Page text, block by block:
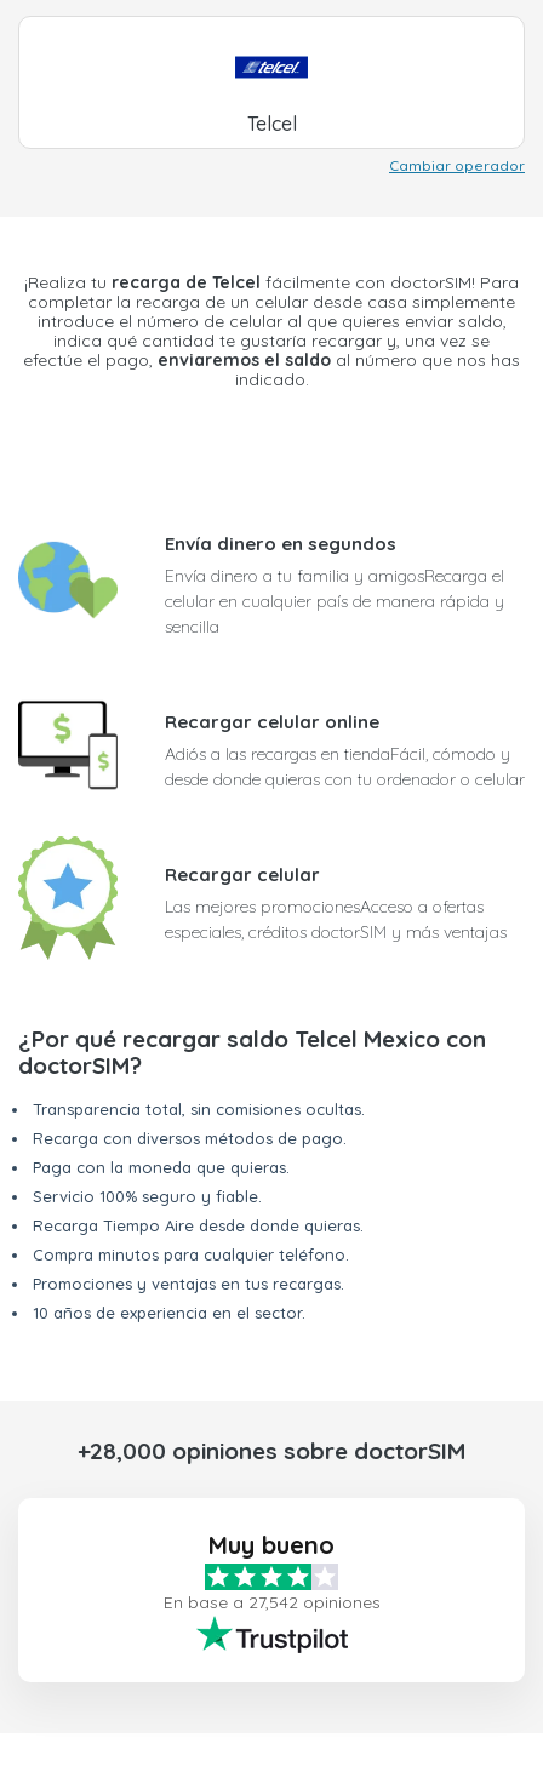
Telcel
Cambiar operador
¡Realiza tu recarga de Telcel fácilmente con doctorSIM! Para
completar la recarga de un celular desde casa simplemente
introduce el número de celular al que quieres enviar saldo,
indica qué cantidad te gustaría recargar y, una vez se
efectúe el pago, enviaremos el saldo al número que nos has
indicado.
Envía dinero en segundos
Envía dinero a tu familia y amigosRecarga el
celular en cualquier país de manera rápida y
sencilla
Recargar celular online
Adiós a las recargas en tiendaFácil, cómodo y
desde donde quieras con tu ordenador o celular
Recargar celular
Las mejores promocionesAcceso a ofertas
especiales, créditos doctorSIM y más ventajas
¿Por qué recargar saldo Telcel Mexico con
doctorSIM?
Transparencia total, sin comisiones ocultas.
Recarga con diversos métodos de pago.
Paga con la moneda que quieras.
Servicio 100% seguro y fiable.
Recarga Tiempo Aire desde donde quieras.
Compra minutos para cualquier teléfono.
Promociones y ventajas en tus recargas.
10 años de experiencia en el sector.
+28,000 opiniones sobre doctorSIM
Muy bueno
En base a 27,542 opiniones